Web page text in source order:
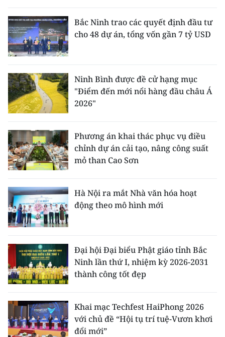
Bắc Ninh trao các quyết định đầu tư
cho 48 dự án, tổng vốn gần 7 tỷ USD
Ninh Bình được đề cử hạng mục
"Điểm đến mới nổi hàng đầu châu Á
2026"
Phương án khai thác phục vụ điều
chỉnh dự án cải tạo, nâng công suất
mỏ than Cao Sơn
Hà Nội ra mắt Nhà văn hóa hoạt
động theo mô hình mới
Đại hội Đại biểu Phật giáo tỉnh Bắc
Ninh lần thứ I, nhiệm kỳ 2026-2031
thành công tốt đẹp
Khai mạc Techfest HaiPhong 2026
với chủ đề “Hội tụ trí tuệ-Vươn khơi
đổi mới”